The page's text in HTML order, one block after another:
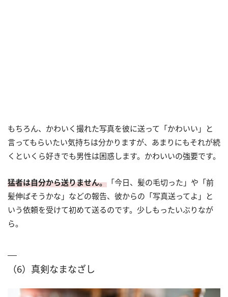
もちろん、かわいく撮れた写真を彼に送って「かわいい」と
言ってもらいたい気持ちは分かりますが、あまりにもそれが続
くといくら好きでも男性は困惑します。かわいいの強要です。
猛者は自分から送りません。 「今日、髪の毛切った」や「前
髪伸ばそうかな」などの報告、彼からの「写真送ってよ」と
いう依頼を受けて初めて送るのです。少しもったいぶりなが
ら。
（6）真剣なまなざし